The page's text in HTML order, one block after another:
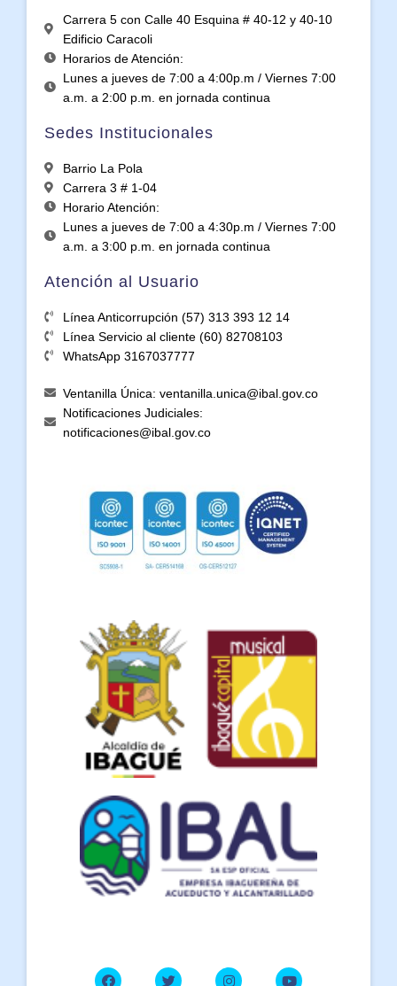
Carrera 5 con Calle 40 Esquina # 40-12 y 40-10
Edificio Caracoli
Horarios de Atención:
Lunes a jueves de 7:00 a 4:00p.m / Viernes 7:00
a.m. a 2:00 p.m. en jornada continua
Sedes Institucionales
Barrio La Pola
Carrera 3 # 1-04
Horario Atención:
Lunes a jueves de 7:00 a 4:30p.m / Viernes 7:00
a.m. a 3:00 p.m. en jornada continua
Atención al Usuario
Línea Anticorrupción (57) 313 393 12 14
Línea Servicio al cliente (60) 82708103
WhatsApp 3167037777
Ventanilla Única: ventanilla.unica@ibal.gov.co
Notificaciones Judiciales:
notificaciones@ibal.gov.co